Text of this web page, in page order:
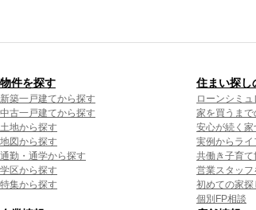
物件を探す
新築一戸建てから探す
中古一戸建てから探す
土地から探す
地図から探す
通勤・通学から探す
学区から探す
特集から探す
住まい探し
ローンシミ
家を買うま
安心が続く家
実例からラ
共働き子育て
営業スタッフ
初めての家探
個別FP相談